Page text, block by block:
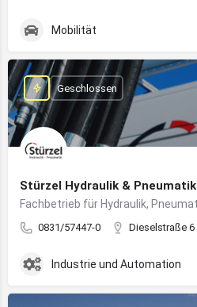
Mobilität
Stürzel Hydraulik & Pneumatik
0831/57447-0 Dieselstraße 6
Geschlossen
Industrie und Automation